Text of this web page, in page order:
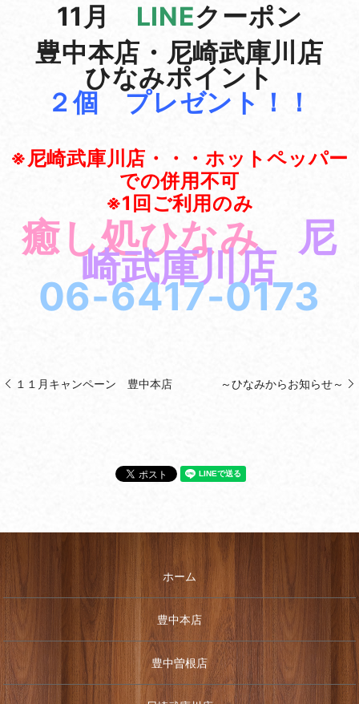
11月 LINEクーポン
豊中本店・尼崎武庫川店
ひなみポイント
２個 プレゼント！！
※尼崎武庫川店・・・ホットペッパー
での併用不可
※1回ご利用のみ
癒し処ひなみ 尼
崎武庫川店
06-6417-0173
１１月キャンペーン 豊中本店 ～ひなみからお知らせ～
ホーム
豊中本店
豊中曽根店